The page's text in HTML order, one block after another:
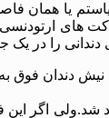
تصاویری ارایه
های
را در
دندان نیش